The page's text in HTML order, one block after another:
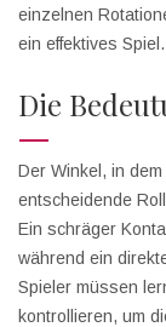
einzelnen
ein effektives Spiel.
Die
Der Winkel, in
entscheidende
Ein schräger
während ein
Spieler müssen
kontrollieren, um